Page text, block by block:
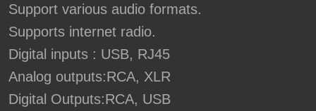
Support various audio formats.
Supports internet radio.
Digital inputs : USB, RJ45
Analog outputs:RCA, XLR
Digital Outputs:RCA, USB